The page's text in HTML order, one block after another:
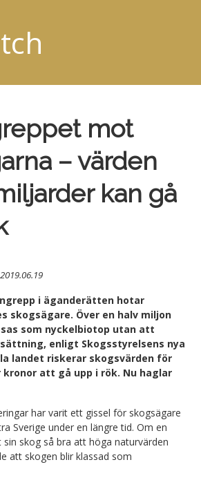
mot
– värden
kan gå
i äganderätten hotar
skogsägare. Över en halv miljon
som nyckelbiotop utan att
enligt Skogsstyrelsens nya
landet riskerar skogsvärden för
kronor att gå upp i rök. Nu haglar
har varit ett gissel för skogsägare
Sverige under en längre tid. Om en
skog så bra att höga naturvärden
att skogen blir klassad som